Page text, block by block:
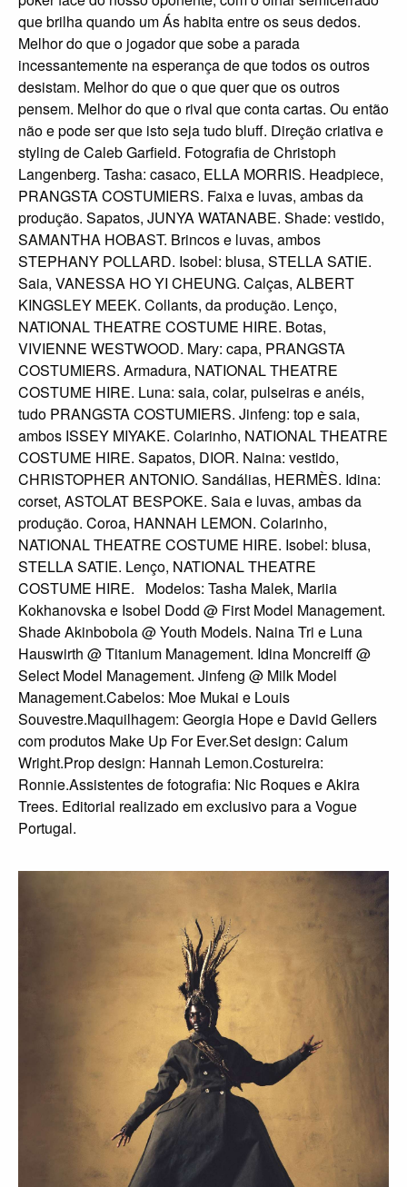
que brilha quando um Ás habita entre os seus dedos.
Melhor do que o jogador que sobe a parada
incessantemente na esperança de que todos os outros
desistam. Melhor do que o que quer que os outros
pensem. Melhor do que o rival que conta cartas. Ou então
não e pode ser que isto seja tudo bluff. Direção criativa e
styling de Caleb Garfield. Fotografia de Christoph
Langenberg. Tasha: casaco, ELLA MORRIS. Headpiece,
PRANGSTA COSTUMIERS. Faixa e luvas, ambas da
produção. Sapatos, JUNYA WATANABE. Shade: vestido,
SAMANTHA HOBAST. Brincos e luvas, ambos
STEPHANY POLLARD. Isobel: blusa, STELLA SATIE.
Saia, VANESSA HO YI CHEUNG. Calças, ALBERT
KINGSLEY MEEK. Collants, da produção. Lenço,
NATIONAL THEATRE COSTUME HIRE. Botas,
VIVIENNE WESTWOOD. Mary: capa, PRANGSTA
COSTUMIERS. Armadura, NATIONAL THEATRE
COSTUME HIRE. Luna: saia, colar, pulseiras e anéis,
tudo PRANGSTA COSTUMIERS. Jinfeng: top e saia,
ambos ISSEY MIYAKE. Colarinho, NATIONAL THEATRE
COSTUME HIRE. Sapatos, DIOR. Naina: vestido,
CHRISTOPHER ANTONIO. Sandálias, HERMÈS. Idina:
corset, ASTOLAT BESPOKE. Saia e luvas, ambas da
produção. Coroa, HANNAH LEMON. Colarinho,
NATIONAL THEATRE COSTUME HIRE. Isobel: blusa,
STELLA SATIE. Lenço, NATIONAL THEATRE
COSTUME HIRE. Modelos: Tasha Malek, Mariia
Kokhanovska e Isobel Dodd @ First Model Management.
Shade Akinbobola @ Youth Models. Naina Tri e Luna
Hauswirth @ Titanium Management. Idina Moncreiff @
Select Model Management. Jinfeng @ Milk Model
Management.Cabelos: Moe Mukai e Louis
Souvestre.Maquilhagem: Georgia Hope e David Gellers
com produtos Make Up For Ever.Set design: Calum
Wright.Prop design: Hannah Lemon.Costureira:
Ronnie.Assistentes de fotografia: Nic Roques e Akira
Trees. Editorial realizado em exclusivo para a Vogue
Portugal.